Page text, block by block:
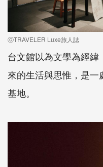
ⓒTRAVELER Luxe旅人誌
台文館以為文學為經
來的生活與思惟，是
基地。